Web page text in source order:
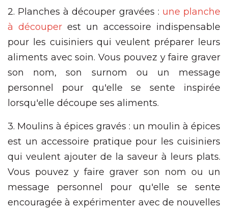
2. Planches à découper gravées : une planche
à découper est un accessoire indispensable
pour les cuisiniers qui veulent préparer leurs
aliments avec soin. Vous pouvez y faire graver
son nom, son surnom ou un message
personnel pour qu'elle se sente inspirée
lorsqu'elle découpe ses aliments.
3. Moulins à épices gravés : un moulin à épices
est un accessoire pratique pour les cuisiniers
qui veulent ajouter de la saveur à leurs plats.
Vous pouvez y faire graver son nom ou un
message personnel pour qu'elle se sente
encouragée à expérimenter avec de nouvelles